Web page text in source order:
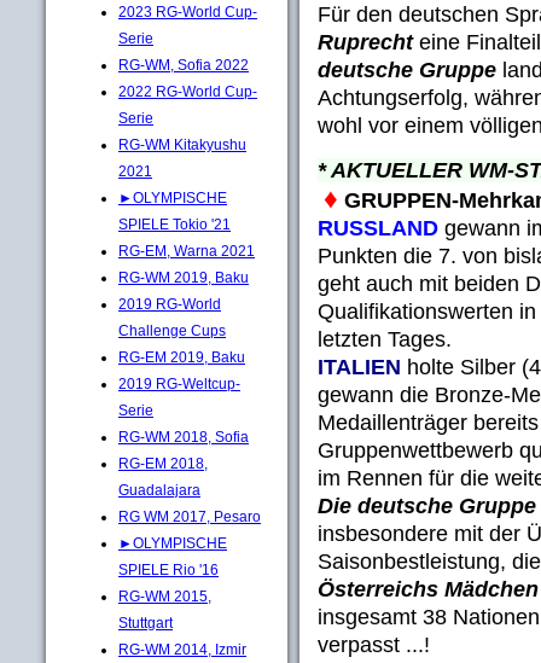
2023 RG-World Cup-
Serie
RG-WM, Sofia 2022
2022 RG-World Cup-
Serie
RG-WM Kitakyushu
2021
►OLYMPISCHE
SPIELE Tokio '21
RG-EM, Warna 2021
RG-WM 2019, Baku
2019 RG-World
Challenge Cups
RG-EM 2019, Baku
2019 RG-Weltcup-
Serie
RG-WM 2018, Sofia
RG-EM 2018,
Guadalajara
RG WM 2017, Pesaro
►OLYMPISCHE
SPIELE Rio '16
RG-WM 2015,
Stuttgart
RG-WM 2014, Izmir
Für den deutschen
Ruprechteine
deutsche Gruppe
Achtungserfolg,
wohl vor einem
* AKTUELLER WM-
♦ GRUPPEN-
RUSSLAND gewann
Punkten die 7. von
geht auch mit beiden
Qualifikationswerten
letzten Tages.
ITALIEN holte Silber
gewann die Bronze-
Medaillenträger
Gruppenwettbewerb
im Rennen für die
Die deutsche Gruppe
insbesondere mit der
Saisonbestleistung,
Österreichs Mädchen
insgesamt 38
verpasst ...!